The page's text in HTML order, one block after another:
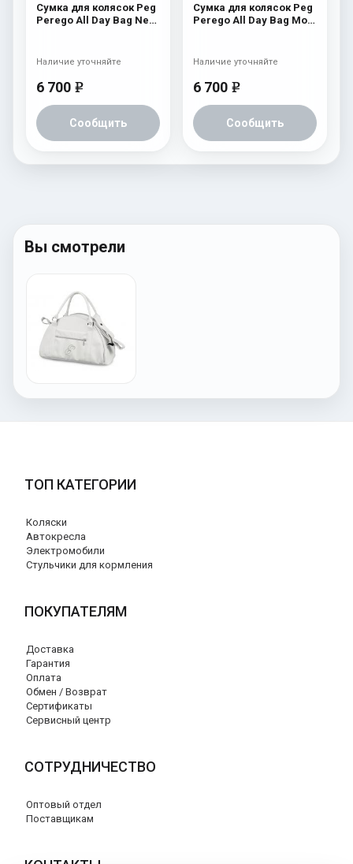
Сумка для колясок Peg
Perego All Day Bag New
6 700 e
Сообщить
Наличие уточняйте
Сумка для колясок Peg
Perego All Day Bag Mon
6 700 e
Сообщить
Наличие уточняйте
Вы смотрели
ТОП КАТЕГОРИИ
Коляски
Автокресла
Электромобили
Стульчики для кормления
ПОКУПАТЕЛЯМ
Доставка
Гарантия
Оплата
Обмен / Возврат
Сертификаты
Сервисный центр
СОТРУДНИЧЕСТВО
Оптовый отдел
Поставщикам